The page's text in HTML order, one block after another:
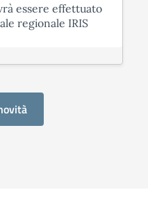
essere effettuato
regionale IRIS